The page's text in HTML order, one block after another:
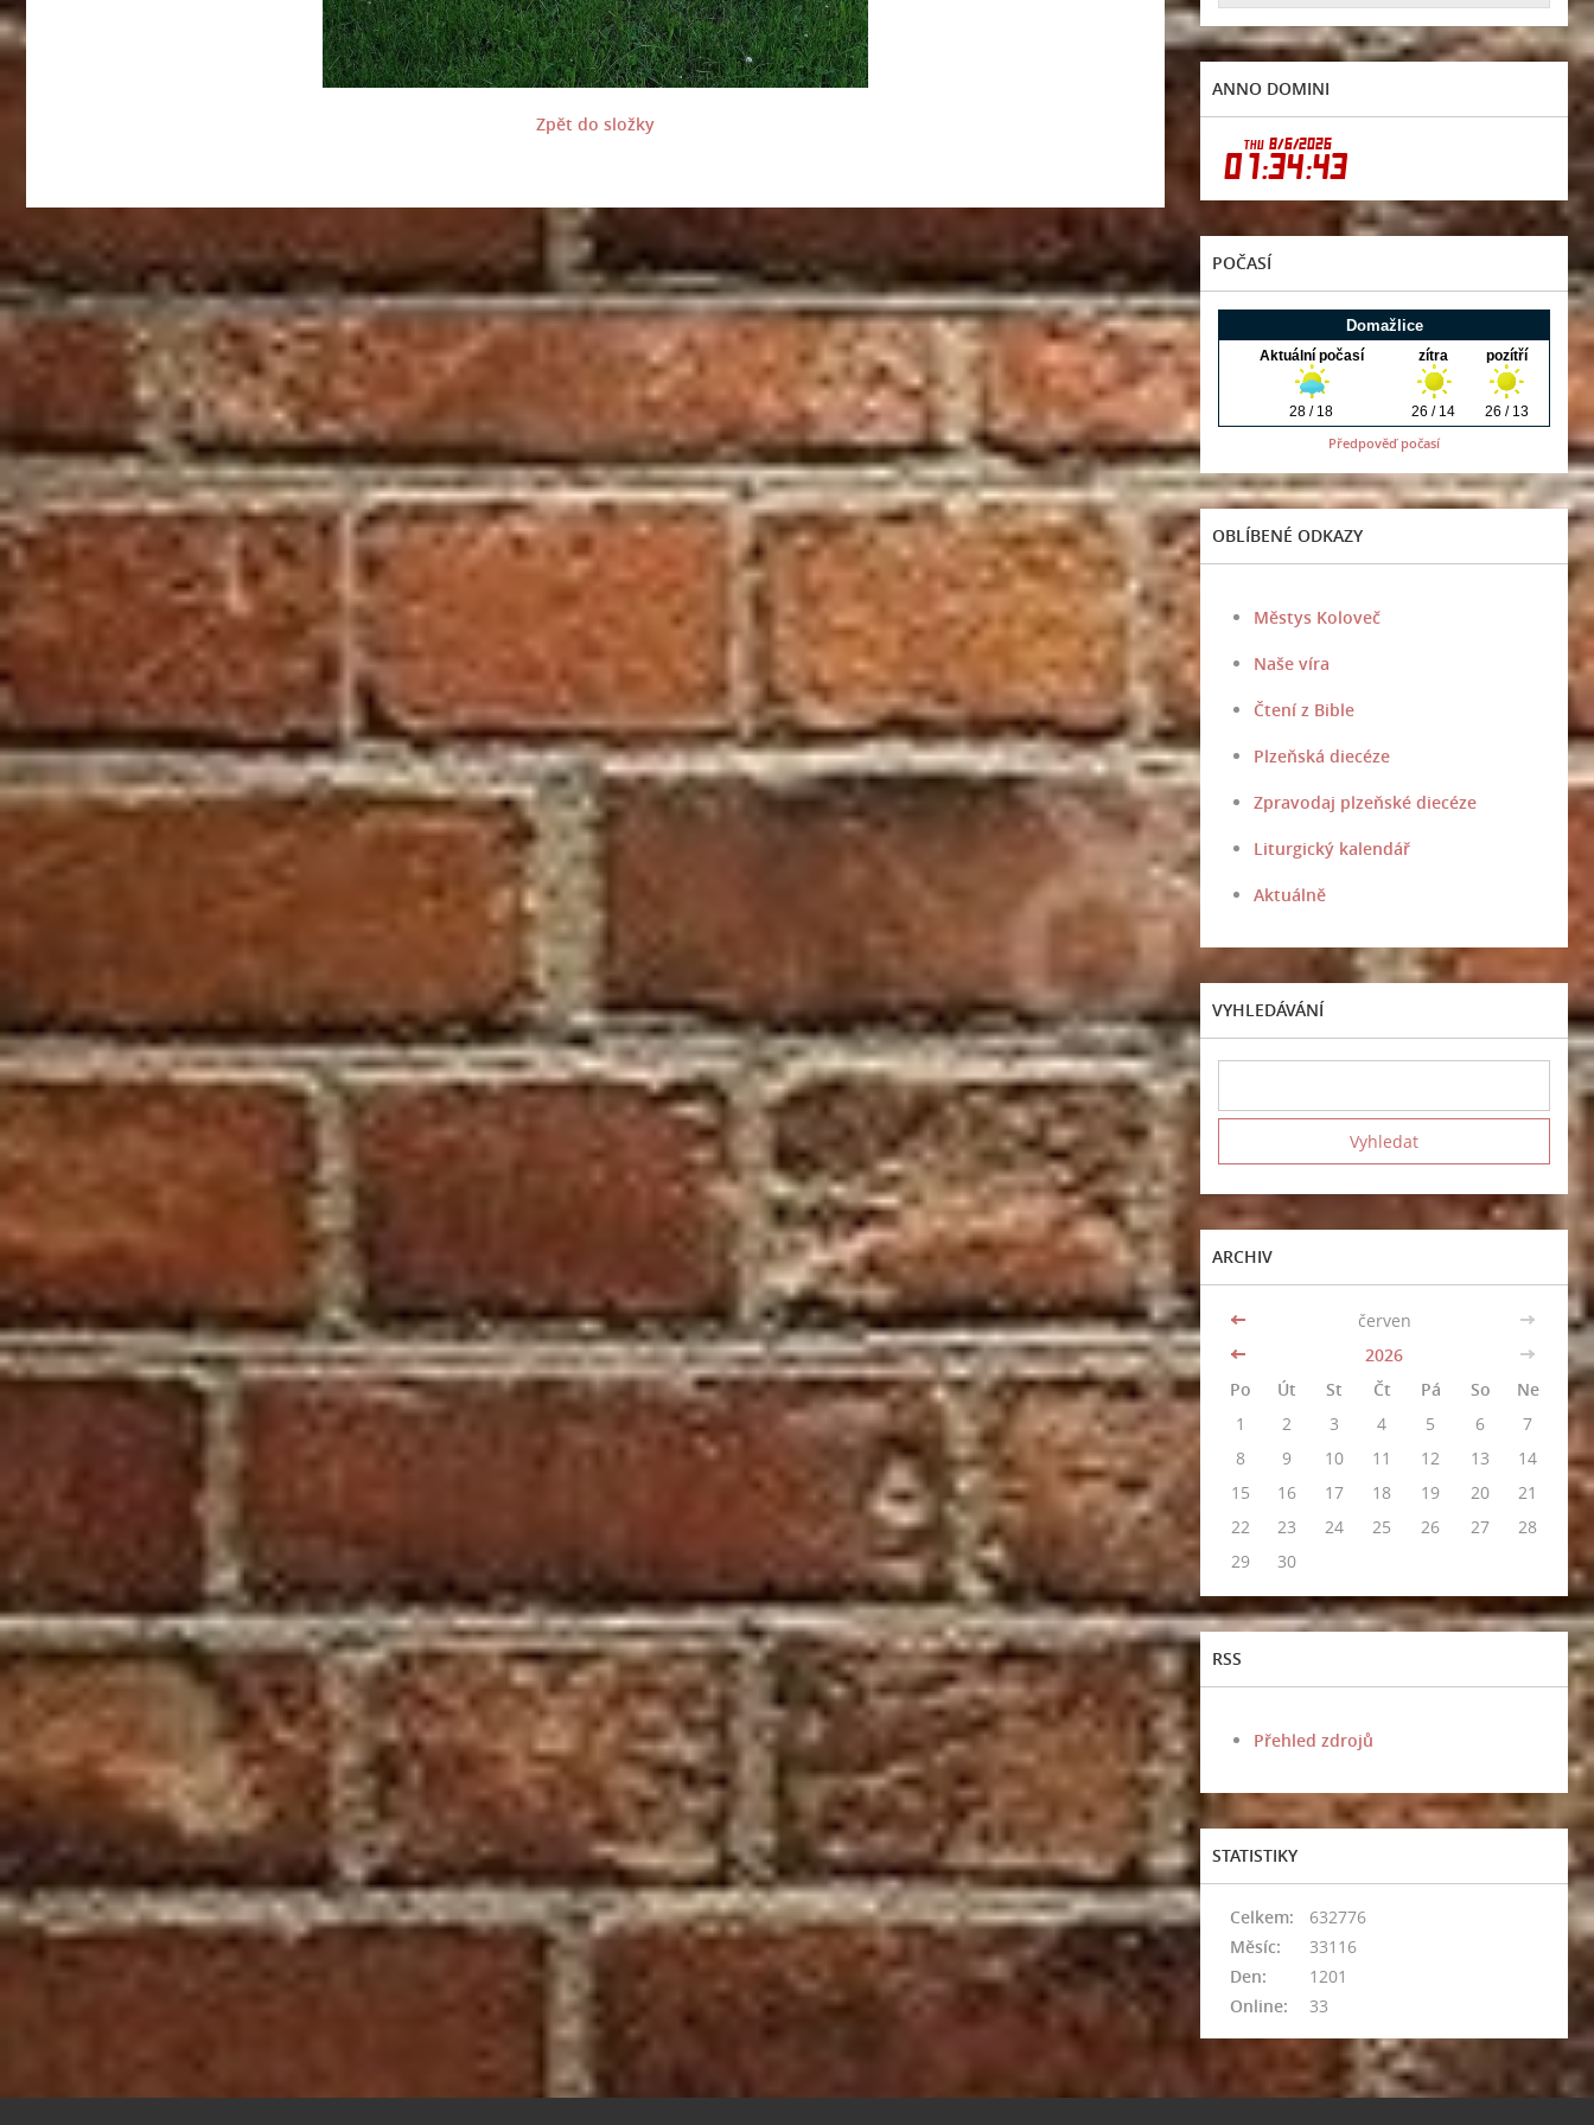
Zpět do složky
ANNO DOMINI
POČASÍ
Předpověď počasí
OBLÍBENÉ ODKAZY
Městys Koloveč
Naše víra
Čtení z Bible
Plzeňská diecéze
Zpravodaj plzeňské diecéze
Liturgický kalendář
Aktuálně
VYHLEDÁVÁNÍ
ARCHIV
<< červen
>>
<<
2026
>>
Po
Út St Čt Pá So
Ne
1
2 3 4 5 6
7
8
9 10 11 12 13
14
15
16 17 18 19 20
21
22
23 24 25 26 27
28
29
30
RSS
Přehled zdrojů
STATISTIKY
Online: 33
Celkem:
632776
Měsíc:
33116
Den:
1201